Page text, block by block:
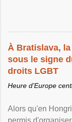
À Bratislava,
sous le signe
droits LGBT
Heure d’Europe
Alors qu'en
permis